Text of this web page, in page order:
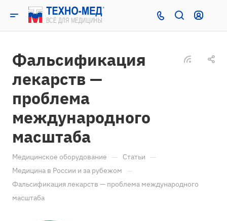
Фальсификация
лекарств —
проблема
международного
масштаба
Медицинское оборудование — Статьи —
Медицина в России и за рубежом —
Фальсификация лекарств — проблема международного
масштаба